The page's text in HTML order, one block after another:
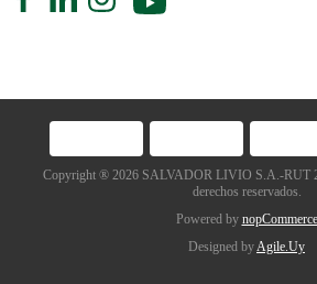
Copyright ® 2026 SALVADOR LIVIO S.A.-RUT
derechos reservados.
Powered by nopCommerce
Designed byAgile.Uy